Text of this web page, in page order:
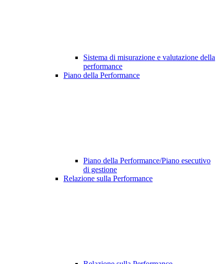
Sistema di misurazione e valutazione della
performance
Piano della Performance
Piano della Performance/Piano esecutivo
di gestione
Relazione sulla Performance